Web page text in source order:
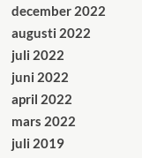
december 2022
augusti 2022
juli 2022
juni 2022
april 2022
mars 2022
juli 2019